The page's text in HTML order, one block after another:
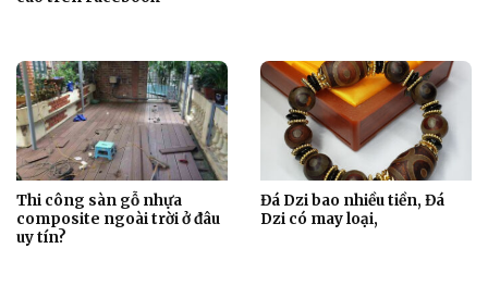
Thi công sàn gỗ nhựa
composite ngoài trời ở đâu
uy tín?
Đá Dzi bao nhiều tiền, Đá
Dzi có may loại,